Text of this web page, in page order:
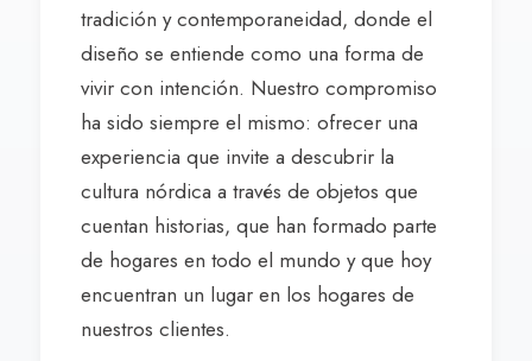
tradición y contemporaneidad, donde el
diseño se entiende como una forma de
vivir con intención. Nuestro compromiso
ha sido siempre el mismo: ofrecer una
experiencia que invite a descubrir la
cultura nórdica a través de objetos que
cuentan historias, que han formado parte
de hogares en todo el mundo y que hoy
encuentran un lugar en los hogares de
nuestros clientes.